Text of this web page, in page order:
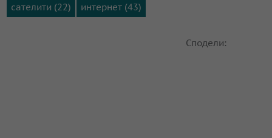
сателити (22)
интернет (43)
Сподели: